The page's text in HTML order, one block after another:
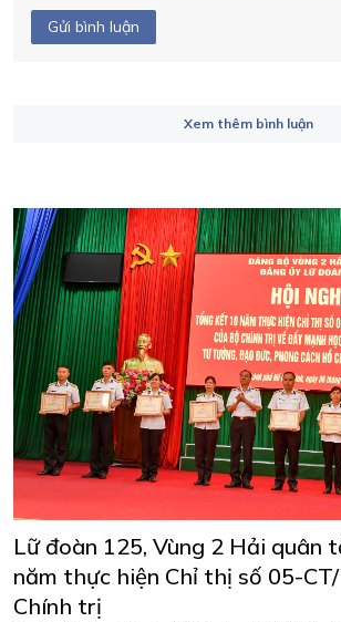
Gửi bình luận
Xem thêm bình luận
Lữ đoàn 125, Vùng 2 Hải quân
năm thực hiện Chỉ thị số 05-
Chính trị